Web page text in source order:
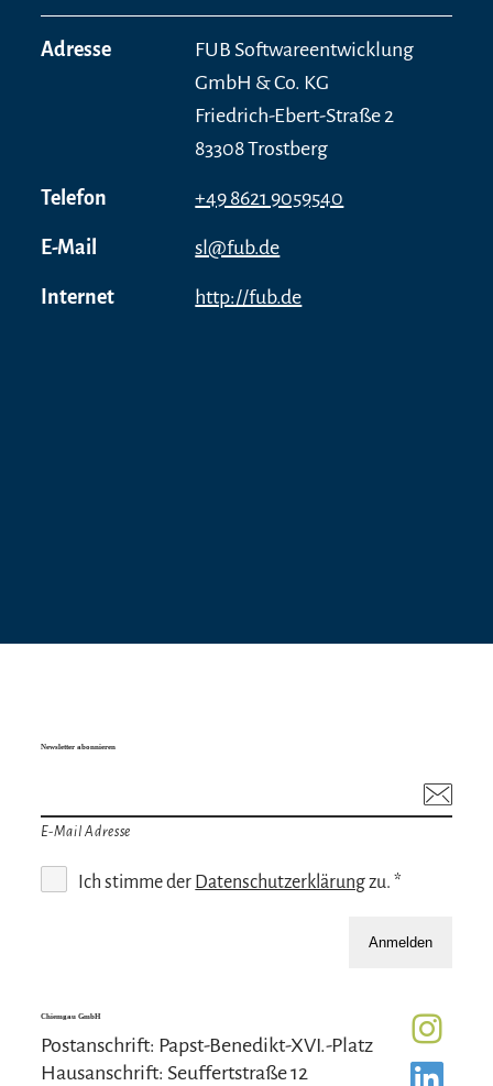
Adresse
FUB Softwareentwicklung
GmbH & Co. KG
Friedrich-Ebert-Straße 2
83308 Trostberg
Telefon +49 8621 9059540
E-Mail sl@fub.de
Internet http://fub.de
Newsletter abonnieren
E-Mail Adresse
Ich stimme der Datenschutzerklärungzu. *
Anmelden
Chiemgau GmbH
Postanschrift: Papst-Benedikt-XVI.-Platz
Hausanschrift: Seuffertstraße 12